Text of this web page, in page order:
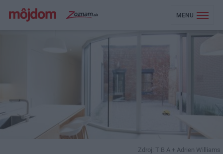
MENU
Zdroj: T B A + Adrien Williams